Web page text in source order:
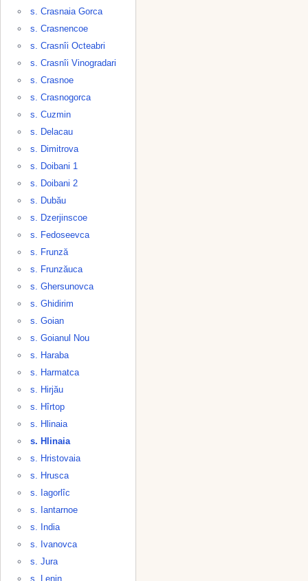
s. Crasnaia Gorca
s. Crasnencoe
s. Crasnîi Octeabri
s. Crasnîi Vinogradari
s. Crasnoe
s. Crasnogorca
s. Cuzmin
s. Delacau
s. Dimitrova
s. Doibani 1
s. Doibani 2
s. Dubău
s. Dzerjinscoe
s. Fedoseevca
s. Frunză
s. Frunzăuca
s. Ghersunovca
s. Ghidirim
s. Goian
s. Goianul Nou
s. Haraba
s. Harmatca
s. Hirjău
s. Hîrtop
s. Hlinaia
s. Hlinaia
s. Hristovaia
s. Hrusca
s. Iagorlîc
s. Iantarnoe
s. India
s. Ivanovca
s. Jura
s. Lenin